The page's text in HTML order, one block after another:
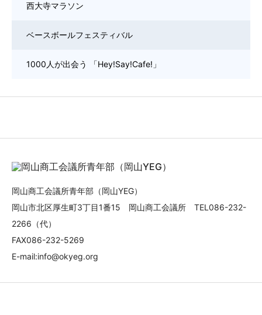
西大寺マラソン
ベースボールフェスティバル
1000人が出会う 「Hey!Say!Cafe!」
岡山商工会議所青年部（岡山YEG）
岡山市北区厚生町3丁目1番15 岡山商工会議所 TEL086-232-
2266（代）
FAX086-232-5269
E-mail:info@okyeg.org